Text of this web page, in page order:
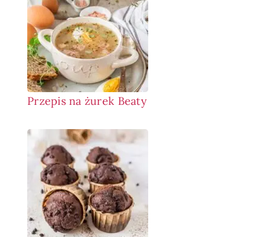
Przepis na żurek Beaty